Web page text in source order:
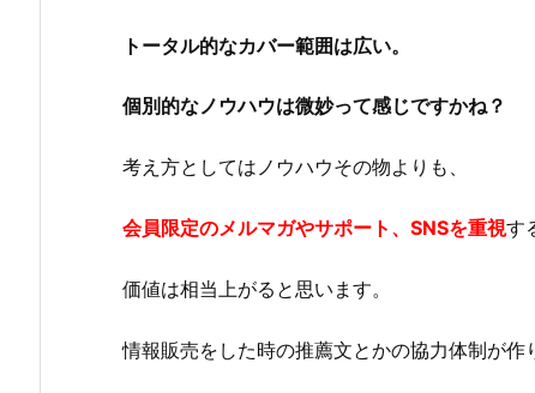
トータル的なカバー範囲は広い。
個別的なノウハウは微妙って感じですかね？
考え方としてはノウハウその物よりも、
会員限定のメルマガやサポート、SNSを重視す
価値は相当上がると思います。
情報販売をした時の推薦文とかの協力体制が作